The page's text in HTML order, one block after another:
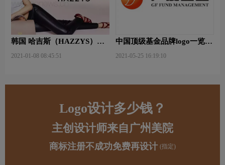
韩国 哈吉斯（HAZZYS）品
2021-01-08 08:45:51
中国顶级基金品牌logo一览：
2021-05-25 16:19:10
Logo设计多少钱？
主创设计师来自广州美院
商标注册不成功免费再设计 (指定)